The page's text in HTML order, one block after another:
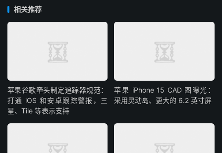
相关推荐
苹果谷歌牵头制定追踪器规范：
打通 iOS 和安卓跟踪警报，三
星、Tile 等表示支持
苹果 iPhone 15 CAD 图曝光：
采用灵动岛、更大的 6.2 英寸屏